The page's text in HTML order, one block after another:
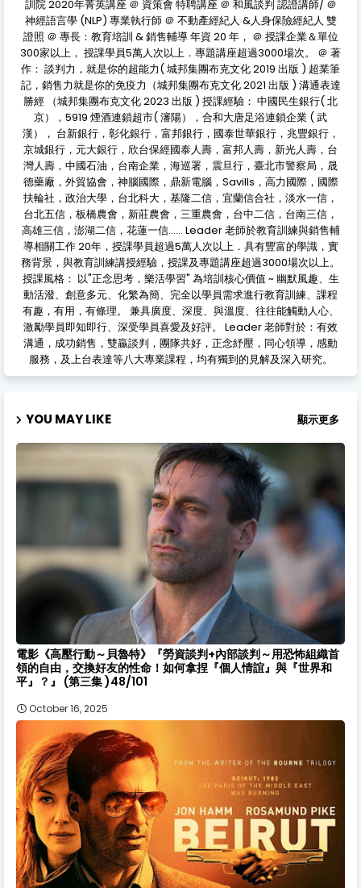
訓院 2020年菁英講座 ＠ 資策會 特聘講座 ＠ 和風談判 認證講師/ ＠
神經語言學 (NLP) 專業執行師 ＠ 不動產經紀人 &人身保險經紀人 雙
證照 ＠ 專長：教育培訓 & 銷售輔導 年資 20 年， ＠ 授課企業＆單位
300家以上， 授課學員5萬人次以上．專題講座超過3000場次。 ＠ 著
作： 談判力，就是你的超能力( 城邦集團布克文化 2019 出版 ) 超業筆
記，銷售力就是你的免疫力（城邦集團布克文化 2021 出版 ) 溝通表達
勝經 （城邦集團布克文化 2023 出版 ) 授課經驗： 中國民生銀行( 北
京），5919 煙酒連鎖超市( 瀋陽），合和大唐足浴連鎖企業 ( 武
漢）， 台新銀行，彰化銀行，富邦銀行，國泰世華銀行，兆豐銀行，
京城銀行，元大銀行，欣台保經國泰人壽，富邦人壽，新光人壽，台
灣人壽，中國石油，台南企業，海巡署，震旦行，臺北市警察局，晟
德藥廠，外貿協會，神腦國際，鼎新電腦，Savills，高力國際，國際
扶輪社，政治大學，台北科大，基隆二信，宜蘭信合社，淡水一信，
台北五信，板橋農會，新莊農會，三重農會，台中二信，台南三信，
高雄三信，澎湖二信，花蓮一信…… Leader 老師於教育訓練與銷售輔
導相關工作 20年，授課學員超過5萬人次以上．具有豐富的學識，實
務背景，與教育訓練講授經驗，授課及專題講座超過3000場次以上。
授課風格： 以"正念思考，樂活學習" 為培訓核心價值 ~ 幽默風趣、生
動活潑、創意多元、化繁為簡、完全以學員需求進行教育訓練、課程
有趣，有用，有條理。 兼具廣度、深度、與溫度、往往能觸動人心、
激勵學員即知即行、深受學員喜愛及好評。 Leader 老師對於：有效
溝通，成功銷售，雙贏談判，團隊共好，正念紓壓，同心領導，感動
服務，及上台表達等八大專業課程，均有獨到的見解及深入研究。
YOU MAY LIKE 顯示更多
電影《高壓行動～貝魯特》『勞資談判+內部談判～用恐怖組織首
領的自由，交換好友的性命！如何拿捏『個人情誼』與『世界和
平』？』 (第三集 )48/101
October 16, 2025